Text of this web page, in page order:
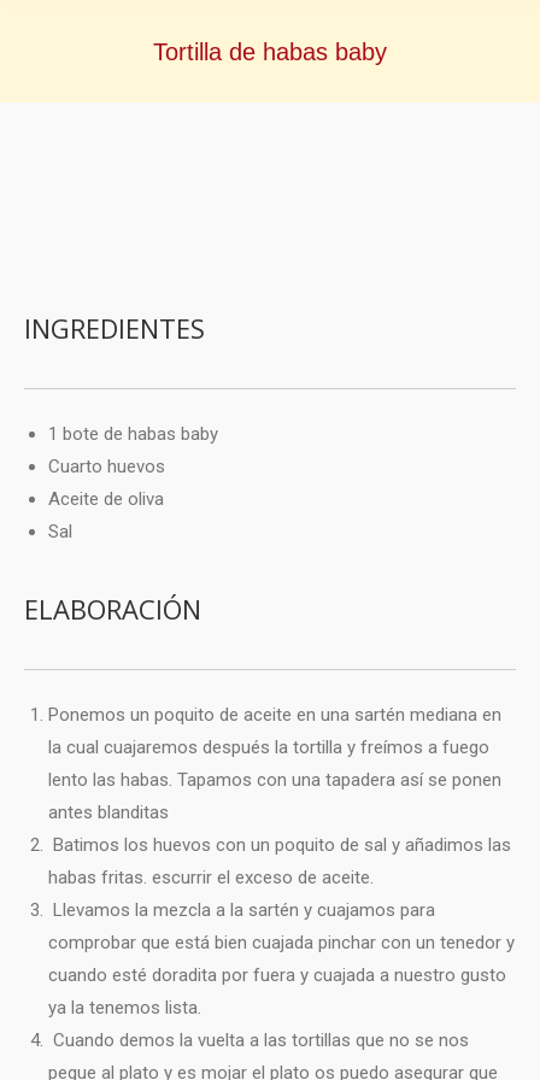
Tortilla de habas baby
INGREDIENTES
1 bote de habas baby
Cuarto huevos
Aceite de oliva
Sal
ELABORACIÓN
Ponemos un poquito de aceite en una sartén mediana en
la cual cuajaremos después la tortilla y freímos a fuego
lento las habas. Tapamos con una tapadera así se ponen
antes blanditas
Batimos los huevos con un poquito de sal y añadimos las
habas fritas. escurrir el exceso de aceite.
Llevamos la mezcla a la sartén y cuajamos para
comprobar que está bien cuajada pinchar con un tenedor y
cuando esté doradita por fuera y cuajada a nuestro gusto
ya la tenemos lista.
Cuando demos la vuelta a las tortillas que no se nos
pegue al plato y es mojar el plato os puedo asegurar que